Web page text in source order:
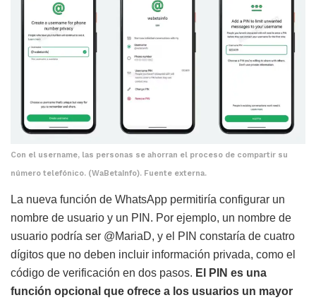
Con el username, las personas se ahorran el proceso de compartir su
número telefónico. (WaBetaInfo). Fuente externa.
La nueva función de WhatsApp permitiría configurar un
nombre de usuario y un PIN. Por ejemplo, un nombre de
usuario podría ser @MariaD, y el PIN constaría de cuatro
dígitos que no deben incluir información privada, como el
código de verificación en dos pasos. El PIN es una
función opcional que ofrece a los usuarios un mayor